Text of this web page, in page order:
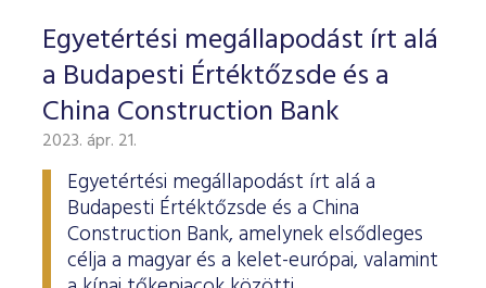
Egyetértési megállapodást írt alá
a Budapesti Értéktőzsde és a
China Construction Bank
2023. ápr. 21.
Egyetértési megállapodást írt alá a
Budapesti Értéktőzsde és a China
Construction Bank, amelynek elsődleges
célja a magyar és a kelet-európai, valamint